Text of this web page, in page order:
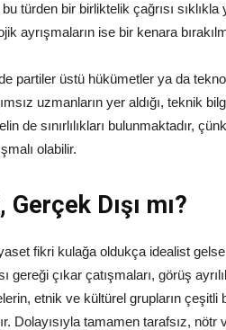
türden bir birliktelik çağrısı sıklıkla
ayrışmaların ise bir kenara
partiler üstü hükümetler ya da
uzmanların yer aldığı, teknik
de sınırlılıkları bulunmaktadır,
olabilir.
Dışı mı?
fikri kulağa oldukça idealist
gereği çıkar çatışmaları, görüş
etnik ve kültürel grupların
Dolayısıyla tamamen tarafsız,